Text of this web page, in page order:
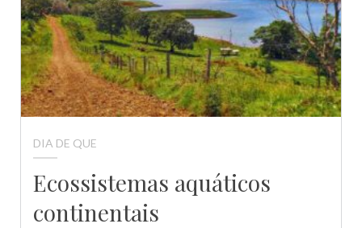
DIA DE QUE
Ecossistemas aquáticos
continentais